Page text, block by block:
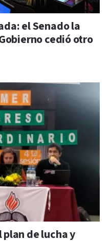
el Senado la
cedió otro
plan de lucha y